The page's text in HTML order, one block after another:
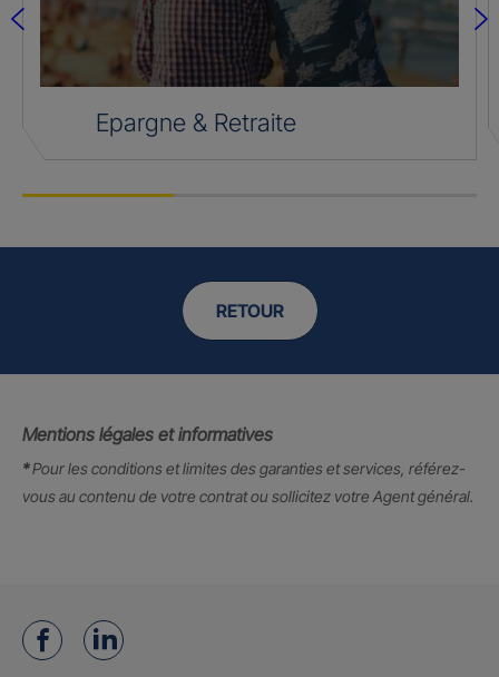
Epargne & Retraite
RETOUR
Mentions légales et informatives
*Pour les conditions et limites des garanties et services, référez-
vous au contenu de votre contrat ou sollicitez votre Agent général.